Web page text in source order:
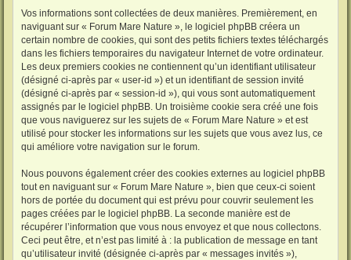
Vos informations sont collectées de deux manières. Premièrement, en
naviguant sur « Forum Mare Nature », le logiciel phpBB créera un
certain nombre de cookies, qui sont des petits fichiers textes téléchargés
dans les fichiers temporaires du navigateur Internet de votre ordinateur.
Les deux premiers cookies ne contiennent qu’un identifiant utilisateur
(désigné ci-après par « user-id ») et un identifiant de session invité
(désigné ci-après par « session-id »), qui vous sont automatiquement
assignés par le logiciel phpBB. Un troisième cookie sera créé une fois
que vous naviguerez sur les sujets de « Forum Mare Nature » et est
utilisé pour stocker les informations sur les sujets que vous avez lus, ce
qui améliore votre navigation sur le forum.
Nous pouvons également créer des cookies externes au logiciel phpBB
tout en naviguant sur « Forum Mare Nature », bien que ceux-ci soient
hors de portée du document qui est prévu pour couvrir seulement les
pages créées par le logiciel phpBB. La seconde manière est de
récupérer l’information que vous nous envoyez et que nous collectons.
Ceci peut être, et n’est pas limité à : la publication de message en tant
qu’utilisateur invité (désignée ci-après par « messages invités »),